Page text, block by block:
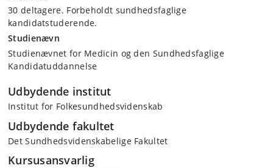
30 deltagere. Forbeholdt sundhedsfaglige
kandidatstuderende.
Studienævn
Studienævnet for Medicin og den Sundhedsfaglige
Kandidatuddannelse
Udbydende institut
Institut for Folkesundhedsvidenskab
Udbydende fakultet
Det Sundhedsvidenskabelige Fakultet
Kursusansvarlig